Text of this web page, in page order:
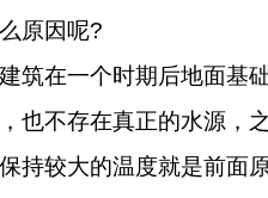
原因呢?
筑在一个时期后地面基
也不存在真正的水源，
持较大的温度就是前面